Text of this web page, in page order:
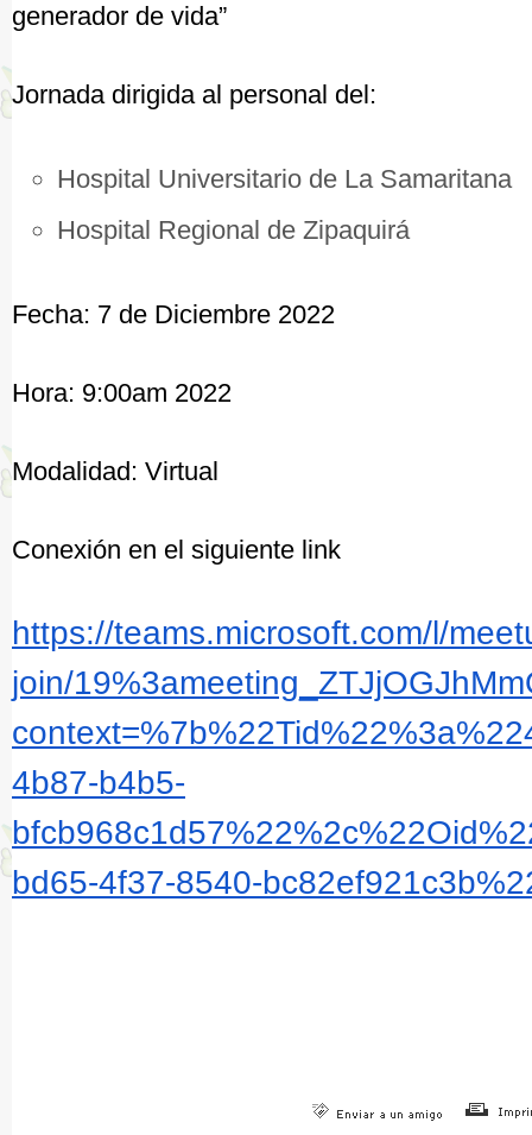
generador de vida”
Jornada dirigida al personal del:
Hospital Universitario de La Samaritana
Hospital Regional de Zipaquirá
Fecha: 7 de Diciembre 2022
Hora: 9:00am 2022
Modalidad: Virtual
Conexión en el siguiente link
https://teams.microsoft.com/l/
join/
4b87-b4b5-
bd65-4f37-8540-